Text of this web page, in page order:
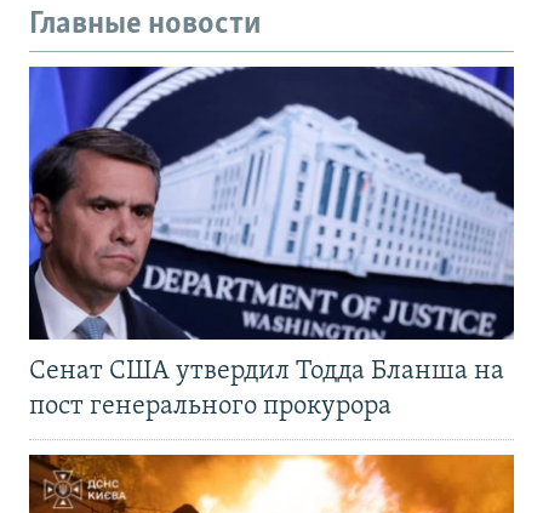
Главные новости
Сенат США утвердил Тодда Бланша на
пост генерального прокурора